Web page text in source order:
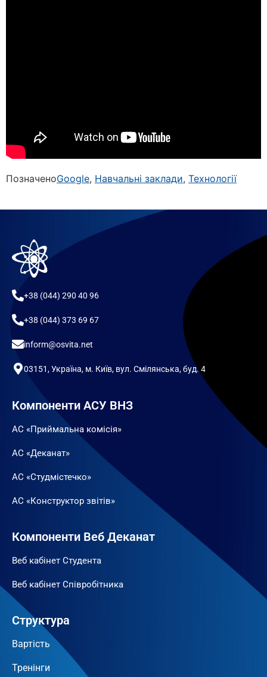
ПозначеноGoogle, Навчальні заклади, Технології
+38 (044) 290 40 96
+38 (044) 373 69 67
inform@osvita.net
03151, Україна, м. Київ, вул. Смілянська, буд. 4
Компоненти АСУ ВНЗ
АС «Приймальна комісія»
АС «Деканат»
АС «Студмістечко»
АС «Конструктор звітів»
Компоненти Веб Деканат
Веб кабінет Студента
Веб кабінет Співробітника
Структура
Вартість
Тренінги